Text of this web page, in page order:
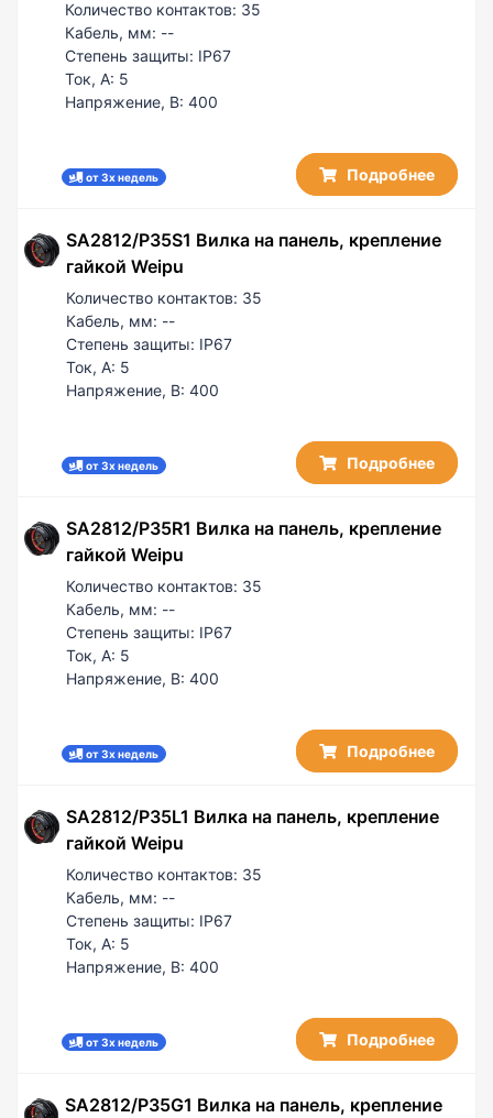
Количество контактов: 35
Кабель, мм: --
Степень защиты: IP67
Ток, А: 5
Напряжение, В: 400
от 3х недель Подробнее
SA2812/P35S1 Вилка на панель, крепление
гайкой Weipu
Количество контактов: 35
Кабель, мм: --
Степень защиты: IP67
Ток, А: 5
Напряжение, В: 400
от 3х недель Подробнее
SA2812/P35R1 Вилка на панель, крепление
гайкой Weipu
Количество контактов: 35
Кабель, мм: --
Степень защиты: IP67
Ток, А: 5
Напряжение, В: 400
от 3х недель Подробнее
SA2812/P35L1 Вилка на панель, крепление
гайкой Weipu
Количество контактов: 35
Кабель, мм: --
Степень защиты: IP67
Ток, А: 5
Напряжение, В: 400
от 3х недель Подробнее
SA2812/P35G1 Вилка на панель, крепление